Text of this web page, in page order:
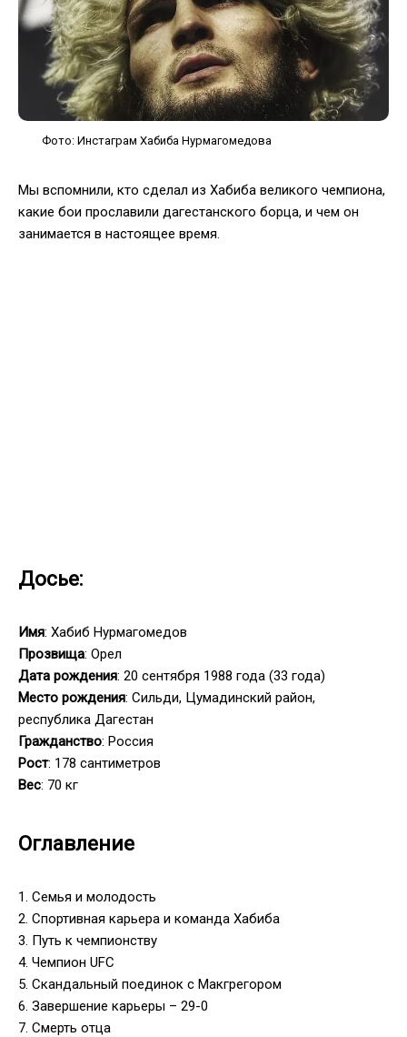
Фото: Инстаграм Хабиба Нурмагомедова
Мы вспомнили, кто сделал из Хабиба великого чемпиона,
какие бои прославили дагестанского борца, и чем он
занимается в настоящее время.
Досье:
Имя: Хабиб Нурмагомедов
Прозвища: Орел
Дата рождения: 20 сентября 1988 года (33 года)
Место рождения: Сильди, Цумадинский район,
республика Дагестан
Гражданство: Россия
Рост: 178 сантиметров
Вес: 70 кг
Оглавление
1. Семья и молодость
2. Спортивная карьера и команда Хабиба
3. Путь к чемпионству
4. Чемпион UFC
5. Скандальный поединок с Макгрегором
6. Завершение карьеры – 29-0
7. Смерть отца